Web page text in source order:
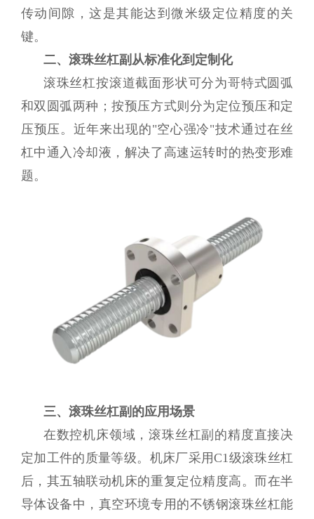
传动间隙，这是其能达到微米级定位精度的关
键。
二、滚珠丝杠副从标准化到定制化
滚珠丝杠按滚道截面形状可分为哥特式圆弧
和双圆弧两种；按预压方式则分为定位预压和定
压预压。近年来出现的"空心强冷"技术通过在丝
杠中通入冷却液，解决了高速运转时的热变形难
题。
三、滚珠丝杠副的应用场景
在数控机床领域，滚珠丝杠副的精度直接决
定加工件的质量等级。机床厂采用C1级滚珠丝杠
后，其五轴联动机床的重复定位精度高。而在半
导体设备中，真空环境专用的不锈钢滚珠丝杠能